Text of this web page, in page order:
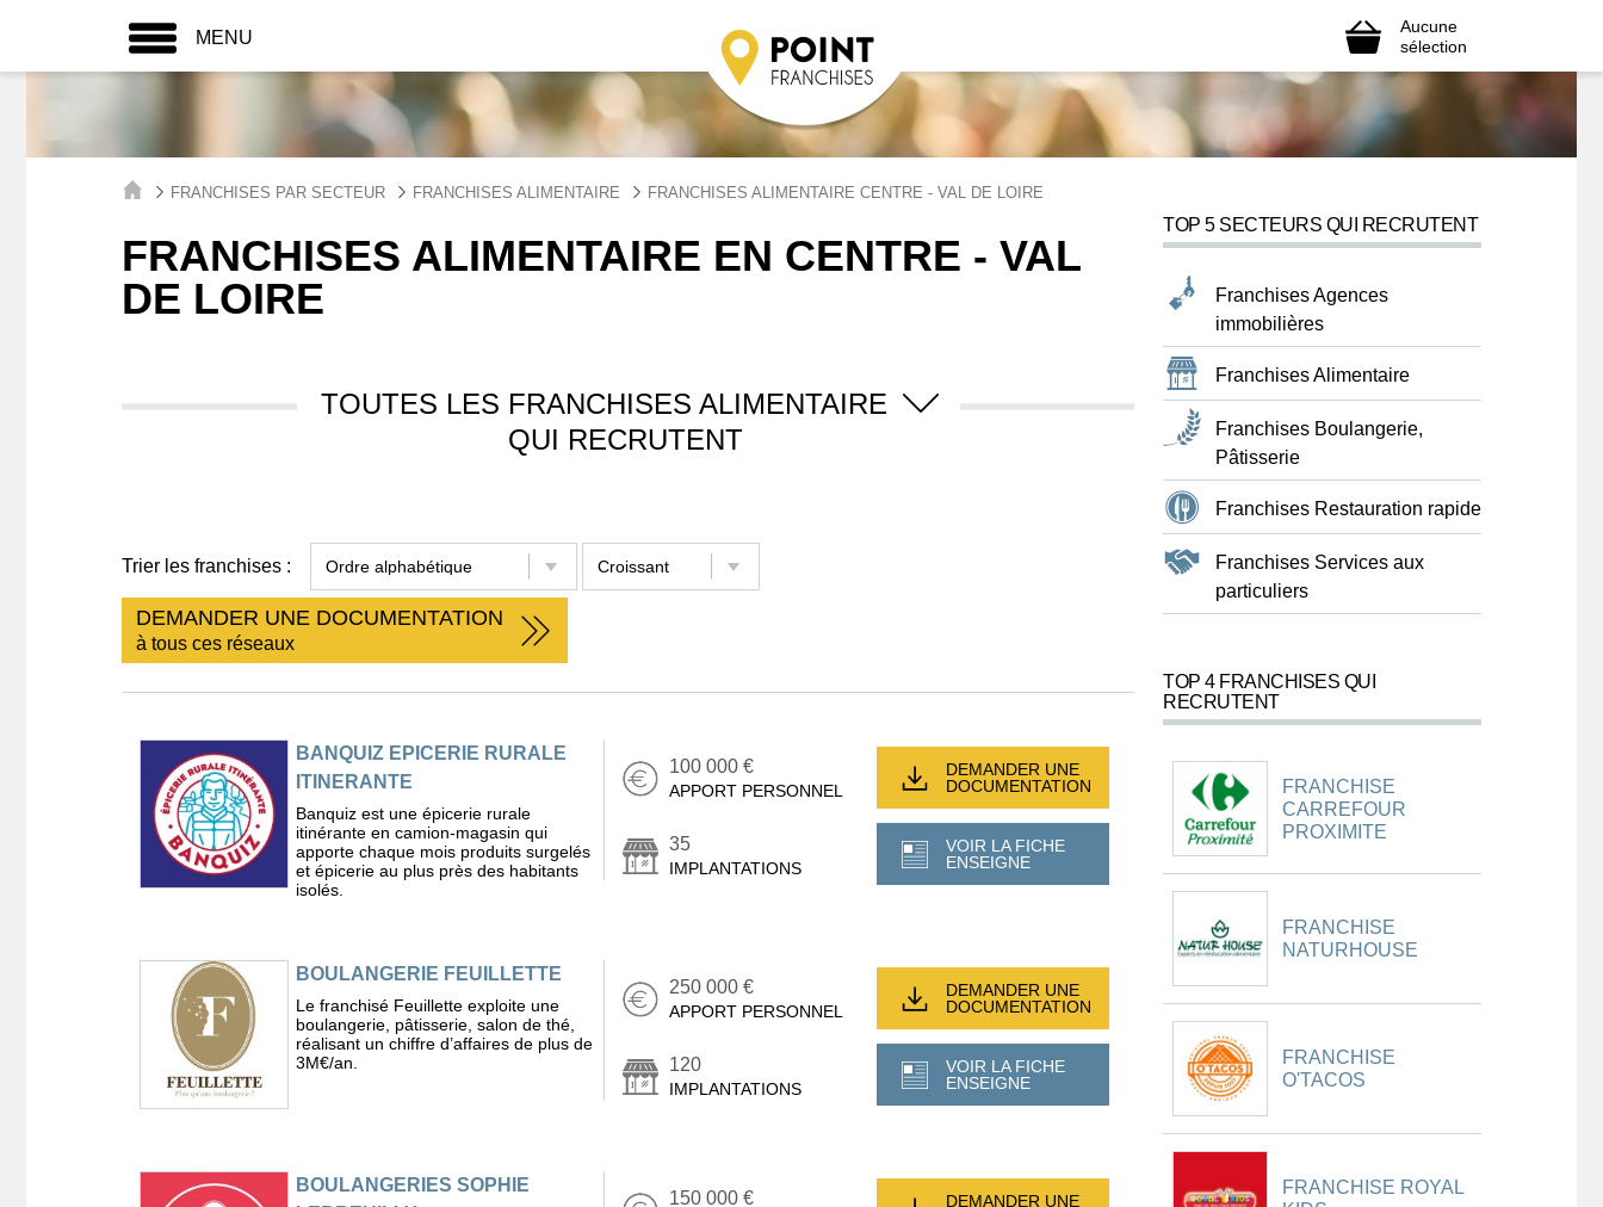
MENU
Aucune
sélection
FRANCHISES PAR SECTEUR FRANCHISES ALIMENTAIRE FRANCHISES ALIMENTAIRE CENTRE - VAL DE LOIRE
FRANCHISES ALIMENTAIRE EN CENTRE - VAL
DE LOIRE
TOUTES LES FRANCHISES ALIMENTAIRE
QUI RECRUTENT
Trier les franchises :
DEMANDER UNE DOCUMENTATION
à tous ces réseaux
BANQUIZ EPICERIE RURALE
ITINERANTE
Banquiz est une épicerie rurale
itinérante en camion-magasin qui
apporte chaque mois produits surgelés
et épicerie au plus près des habitants
isolés.
100 000 €
APPORT PERSONNEL
35
IMPLANTATIONS
DEMANDER UNE
DOCUMENTATION
VOIR LA FICHE
ENSEIGNE
BOULANGERIE FEUILLETTE
Le franchisé Feuillette exploite une
boulangerie, pâtisserie, salon de thé,
réalisant un chiffre d’affaires de plus de
3M€/an.
250 000 €
APPORT PERSONNEL
120
IMPLANTATIONS
DEMANDER UNE
DOCUMENTATION
VOIR LA FICHE
ENSEIGNE
BOULANGERIES SOPHIE
150 000 €
DEMANDER UNE
TOP 5 SECTEURS QUI RECRUTENT
Franchises Agences
immobilières
Franchises Alimentaire
Franchises Boulangerie,
Pâtisserie
Franchises Restauration rapide
Franchises Services aux
particuliers
TOP 4 FRANCHISES QUI
RECRUTENT
FRANCHISE
CARREFOUR
PROXIMITE
FRANCHISE
NATURHOUSE
FRANCHISE
O'TACOS
FRANCHISE ROYAL